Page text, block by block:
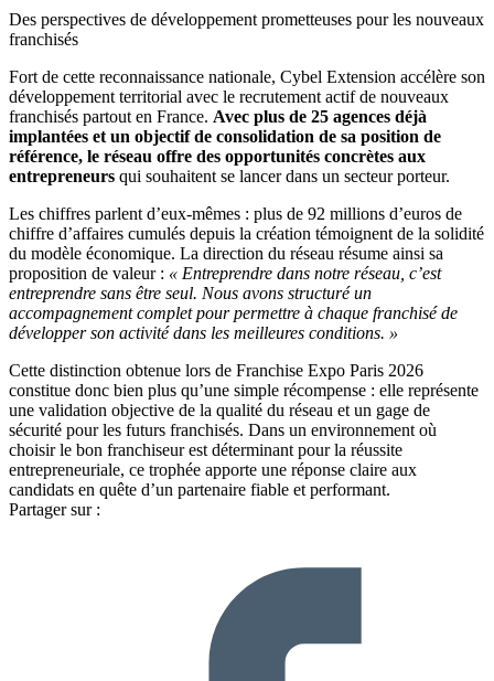
Des perspectives de développement prometteuses pour les nouveaux
franchisés
Fort de cette reconnaissance nationale, Cybel Extension accélère son
développement territorial avec le recrutement actif de nouveaux
franchisés partout en France. Avec plus de 25 agences déjà
implantées et un objectif de consolidation de sa position de
référence, le réseau offre des opportunités concrètes aux
entrepreneurs qui souhaitent se lancer dans un secteur porteur.
Les chiffres parlent d’eux-mêmes : plus de 92 millions d’euros de
chiffre d’affaires cumulés depuis la création témoignent de la solidité
du modèle économique. La direction du réseau résume ainsi sa
proposition de valeur : « Entreprendre dans notre réseau, c’est
entreprendre sans être seul. Nous avons structuré un
accompagnement complet pour permettre à chaque franchisé de
développer son activité dans les meilleures conditions. »
Cette distinction obtenue lors de Franchise Expo Paris 2026
constitue donc bien plus qu’une simple récompense : elle représente
une validation objective de la qualité du réseau et un gage de
sécurité pour les futurs franchisés. Dans un environnement où
choisir le bon franchiseur est déterminant pour la réussite
entrepreneuriale, ce trophée apporte une réponse claire aux
candidats en quête d’un partenaire fiable et performant.
Partager sur :